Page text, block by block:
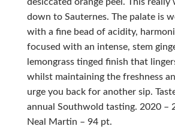
down to Sauternes. The palate is
with a fine bead of acidity,
focused with an intense, stem
lemongrass tinged finish that
whilst maintaining the freshness
urge you back for another sip.
annual Southwold tasting. 2020 –
Neal Martin – 94 pt.